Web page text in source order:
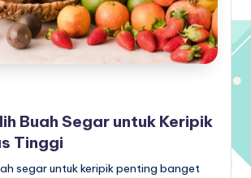
Buah Segar untuk Keripik
Tinggi
segar untuk keripik penting banget